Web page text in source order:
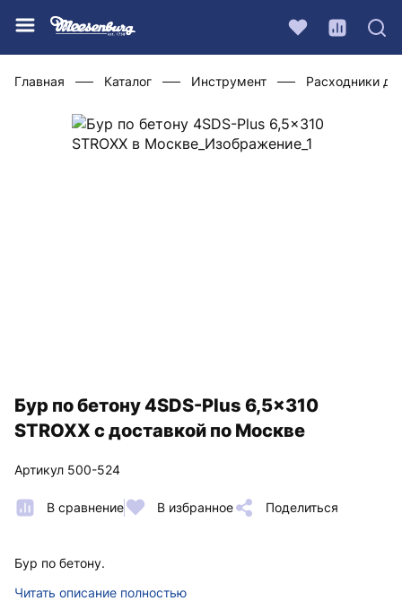
Главная Каталог Инструмент Расходники
Бур по бетону 4SDS-Plus 6,5x310
STROXX с доставкой по Москве
Артикул 500-524
В сравнение В избранное Поделиться
Бур по бетону.
Читать описание полностью